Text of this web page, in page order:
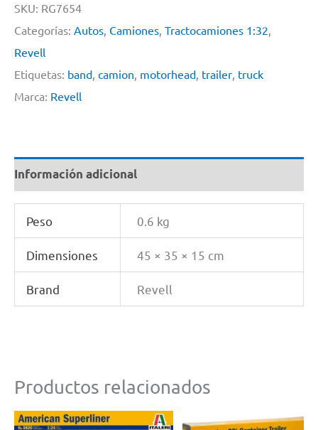
SKU: RG7654
Categorías: Autos, Camiones, Tractocamiones 1:32,
Revell
Etiquetas: band, camion, motorhead, trailer, truck
Marca: Revell
Información adicional
Peso 0.6 kg
Dimensiones 45 × 35 × 15 cm
Brand Revell
Productos relacionados